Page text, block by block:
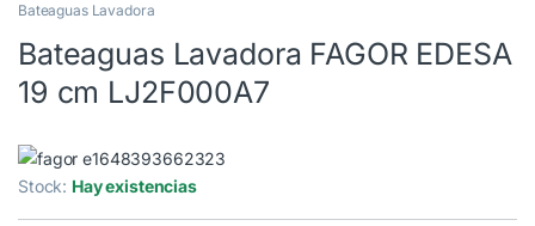
Bateaguas Lavadora
Bateaguas Lavadora FAGOR EDESA
19 cm LJ2F000A7
Stock: Hay existencias